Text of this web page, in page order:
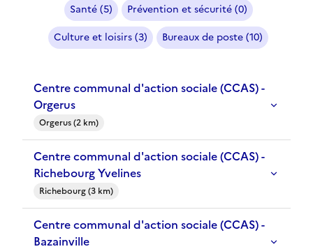
Santé (5)
Prévention et sécurité (0)
Culture et loisirs (3)
Bureaux de poste (10)
Centre communal d'action sociale (CCAS) -
Orgerus
Orgerus (2 km)
Centre communal d'action sociale (CCAS) -
Richebourg Yvelines
Richebourg (3 km)
Centre communal d'action sociale (CCAS) -
Bazainville